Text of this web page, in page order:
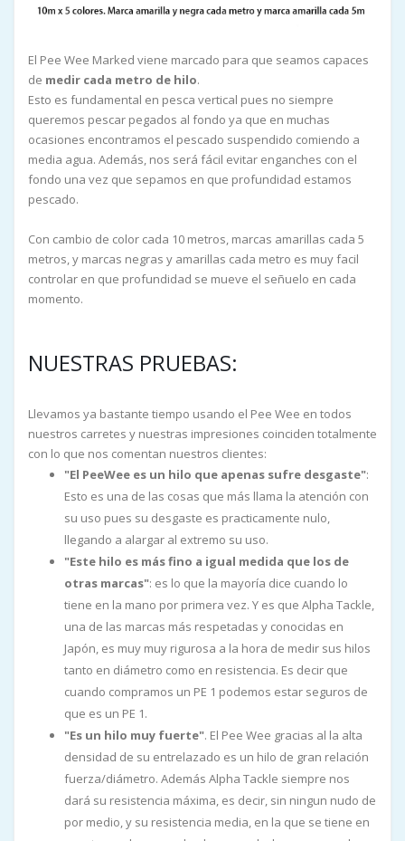
El Pee Wee Marked viene marcado para que seamos capaces
de medir cada metro de hilo.
Esto es fundamental en pesca vertical pues no siempre
queremos pescar pegados al fondo ya que en muchas
ocasiones encontramos el pescado suspendido comiendo a
media agua. Además, nos será fácil evitar enganches con el
fondo una vez que sepamos en que profundidad estamos
pescado.
Con cambio de color cada 10 metros, marcas amarillas cada 5
metros, y marcas negras y amarillas cada metro es muy facil
controlar en que profundidad se mueve el señuelo en cada
momento.
NUESTRAS PRUEBAS:
Llevamos ya bastante tiempo usando el Pee Wee en todos
nuestros carretes y nuestras impresiones coinciden totalmente
con lo que nos comentan nuestros clientes:
"El PeeWee es un hilo que apenas sufre desgaste":
Esto es una de las cosas que más llama la atención con
su uso pues su desgaste es practicamente nulo,
llegando a alargar al extremo su uso.
"Este hilo es más fino a igual medida que los de
otras marcas": es lo que la mayoría dice cuando lo
tiene en la mano por primera vez. Y es que Alpha Tackle,
una de las marcas más respetadas y conocidas en
Japón, es muy muy rigurosa a la hora de medir sus hilos
tanto en diámetro como en resistencia. Es decir que
cuando compramos un PE 1 podemos estar seguros de
que es un PE 1.
"Es un hilo muy fuerte". El Pee Wee gracias al la alta
densidad de su entrelazado es un hilo de gran relación
fuerza/diámetro. Además Alpha Tackle siempre nos
dará su resistencia máxima, es decir, sin ningun nudo de
por medio, y su resistencia media, en la que se tiene en